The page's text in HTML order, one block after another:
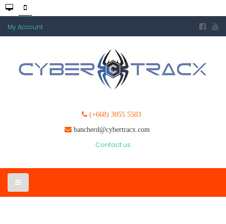
My Account
(+668) 3055.5503
bancherd@cybertracx.com
Contact us